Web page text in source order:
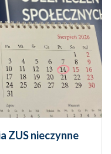
ZUS nieczynne